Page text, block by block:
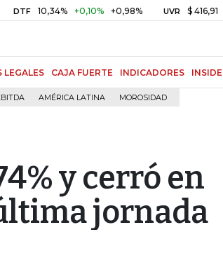
10,34% +0,10% +0,98% UVR $ 416,91 +$ 0,05
LEGALES CAJA FUERTE INDICADORES INSIDE
AMÉRICA LATINA MOROSIDAD
y cerró en
jornada